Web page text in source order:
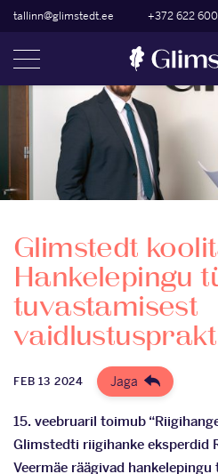
tallinn@glimstedt.ee +372 622
Glimstedt
Hankelepingu
tuvastamisest
FEB 13 2024 Jaga
15. veebruaril toimub
Glimstedti riigihanke eksperdid
Veermäe räägivad